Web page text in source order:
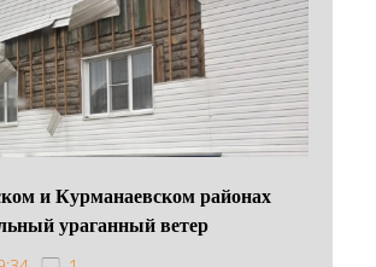
и Курманаевском районах
ураганный ветер